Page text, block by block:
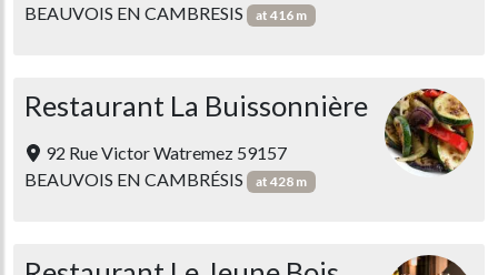
BEAUVOIS EN CAMBRESIS
at 416 m
Restaurant La Buissonnière
92 Rue Victor Watremez 59157
BEAUVOIS EN CAMBRÉSIS
at 428 m